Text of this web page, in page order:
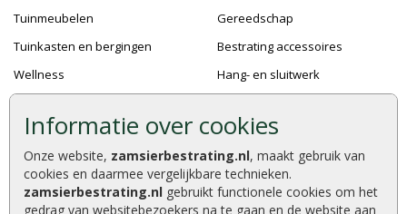
Informatie over cookies
Onze website, zamsierbestrating.nl, maakt gebruik van
cookies en daarmee vergelijkbare technieken.
zamsierbestrating.nl gebruikt functionele cookies om het
gedrag van websitebezoekers na te gaan en de website aan
Tuinmeubelen
Tuinkasten en bergingen
Wellness
Dierenverblijven
Pergola's
Accessoires
Gereedschap
Bestrating accessoires
Hang- en sluitwerk
Verf en Beits
Dakafwerking